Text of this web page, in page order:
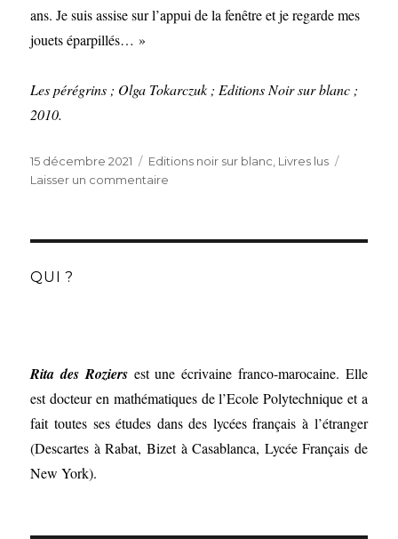
ans. Je suis assise sur l’appui de la fenêtre et je regarde mes
jouets éparpillés… »
Les pérégrins ; Olga Tokarczuk ; Editions Noir sur blanc ;
2010.
Publié
le
15 décembre 2021 Catégories
Editions noir sur blanc Livres lus
Laisser un commentaire
QUI ?
Rita des Roziers est une écrivaine franco-marocaine. Elle
est docteur en mathématiques de l’Ecole Polytechnique et a
fait toutes ses études dans des lycées français à l’étranger
(Descartes à Rabat, Bizet à Casablanca, Lycée Français de
New York).